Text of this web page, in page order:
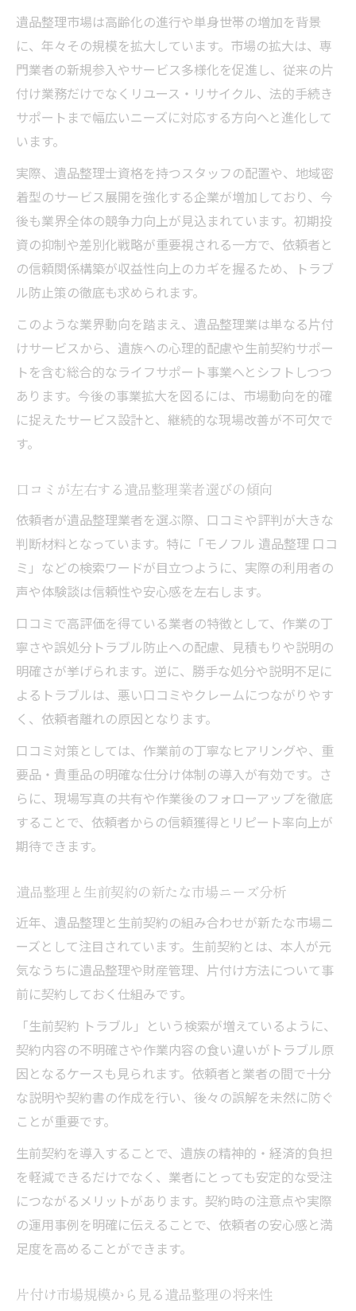
遺品整理市場は高齢化の進行や単身世帯の増加を背景
に、年々その規模を拡大しています。市場の拡大は、専
門業者の新規参入やサービス多様化を促進し、従来の片
付け業務だけでなくリユース・リサイクル、法的手続き
サポートまで幅広いニーズに対応する方向へと進化して
います。
実際、遺品整理士資格を持つスタッフの配置や、地域密
着型のサービス展開を強化する企業が増加しており、今
後も業界全体の競争力向上が見込まれています。初期投
資の抑制や差別化戦略が重要視される一方で、依頼者と
の信頼関係構築が収益性向上のカギを握るため、トラブ
ル防止策の徹底も求められます。
このような業界動向を踏まえ、遺品整理業は単なる片付
けサービスから、遺族への心理的配慮や生前契約サポー
トを含む総合的なライフサポート事業へとシフトしつつ
あります。今後の事業拡大を図るには、市場動向を的確
に捉えたサービス設計と、継続的な現場改善が不可欠で
す。
口コミが左右する遺品整理業者選びの傾向
依頼者が遺品整理業者を選ぶ際、口コミや評判が大きな
判断材料となっています。特に「モノフル 遺品整理 口コ
ミ」などの検索ワードが目立つように、実際の利用者の
声や体験談は信頼性や安心感を左右します。
口コミで高評価を得ている業者の特徴として、作業の丁
寧さや誤処分トラブル防止への配慮、見積もりや説明の
明確さが挙げられます。逆に、勝手な処分や説明不足に
よるトラブルは、悪い口コミやクレームにつながりやす
く、依頼者離れの原因となります。
口コミ対策としては、作業前の丁寧なヒアリングや、重
要品・貴重品の明確な仕分け体制の導入が有効です。さ
らに、現場写真の共有や作業後のフォローアップを徹底
することで、依頼者からの信頼獲得とリピート率向上が
期待できます。
遺品整理と生前契約の新たな市場ニーズ分析
近年、遺品整理と生前契約の組み合わせが新たな市場ニ
ーズとして注目されています。生前契約とは、本人が元
気なうちに遺品整理や財産管理、片付け方法について事
前に契約しておく仕組みです。
「生前契約 トラブル」という検索が増えているように、
契約内容の不明確さや作業内容の食い違いがトラブル原
因となるケースも見られます。依頼者と業者の間で十分
な説明や契約書の作成を行い、後々の誤解を未然に防ぐ
ことが重要です。
生前契約を導入することで、遺族の精神的・経済的負担
を軽減できるだけでなく、業者にとっても安定的な受注
につながるメリットがあります。契約時の注意点や実際
の運用事例を明確に伝えることで、依頼者の安心感と満
足度を高めることができます。
片付け市場規模から見る遺品整理の将来性